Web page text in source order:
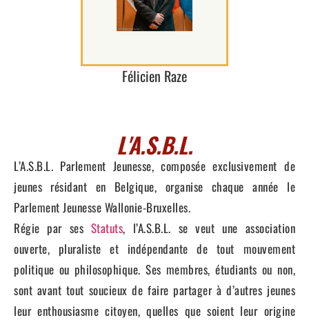
Félicien Raze
L'A.S.B.L.
L’A.S.B.L. Parlement Jeunesse, composée exclusivement de
jeunes résidant en Belgique, organise chaque année le
Parlement Jeunesse Wallonie-Bruxelles.
Régie par ses Statuts, l’A.S.B.L. se veut une association
ouverte, pluraliste et indépendante de tout mouvement
politique ou philosophique. Ses membres, étudiants ou non,
sont avant tout soucieux de faire partager à d’autres jeunes
leur enthousiasme citoyen, quelles que soient leur origine